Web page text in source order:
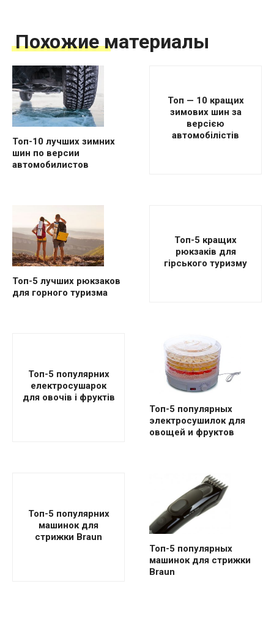
Похожие материалы
Топ-10 лучших зимних
шин по версии
автомобилистов
Топ — 10 кращих
зимових шин за
версією
автомобілістів
Топ-5 лучших рюкзаков
для горного туризма
Топ-5 кращих
рюкзаків для
гірського туризму
Топ-5 популярних
електросушарок
для овочів і фруктів
Топ-5 популярных
электросушилок для
овощей и фруктов
Топ-5 популярних
машинок для
стрижки Braun
Топ-5 популярных
машинок для стрижки
Braun